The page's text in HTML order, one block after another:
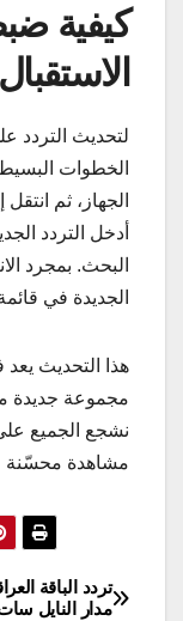
كيفية
الاستقبال
لتحديث التردد
الخطوات
الجهاز، ثم
أدخل التردد
البحث. بمجرد
الجديدة في
هذا التحديث
مجموعة جديدة
نشجع الجميع
مشاهدة
تصفّح
تردد الباقة
مدار النايل